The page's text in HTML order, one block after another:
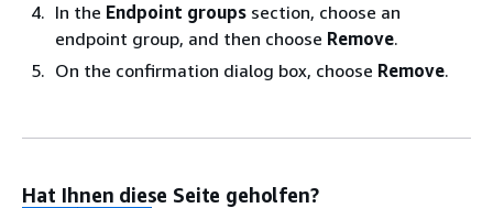
In the Endpoint groups section, choose an
endpoint group, and then choose Remove.
On the confirmation dialog box, choose Remove.
Hat Ihnen diese Seite geholfen?